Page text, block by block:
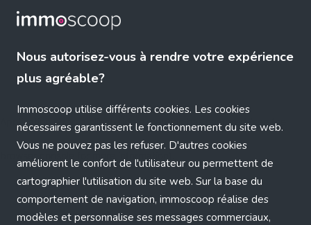
Nous autorisez-vous à rendre votre expérience
plus agréable?
Immoscoop utilise différents cookies. Les cookies
nécessaires garantissent le fonctionnement du site web.
Vous ne pouvez pas les refuser. D'autres cookies
améliorent le confort de l'utilisateur ou permettent de
cartographier l'utilisation du site web. Sur la base du
comportement de navigation, immoscoop réalise des
modèles et personnalise ses messages commerciaux,
Application error: a client-side exception has occurred (see the
browser console for more information)